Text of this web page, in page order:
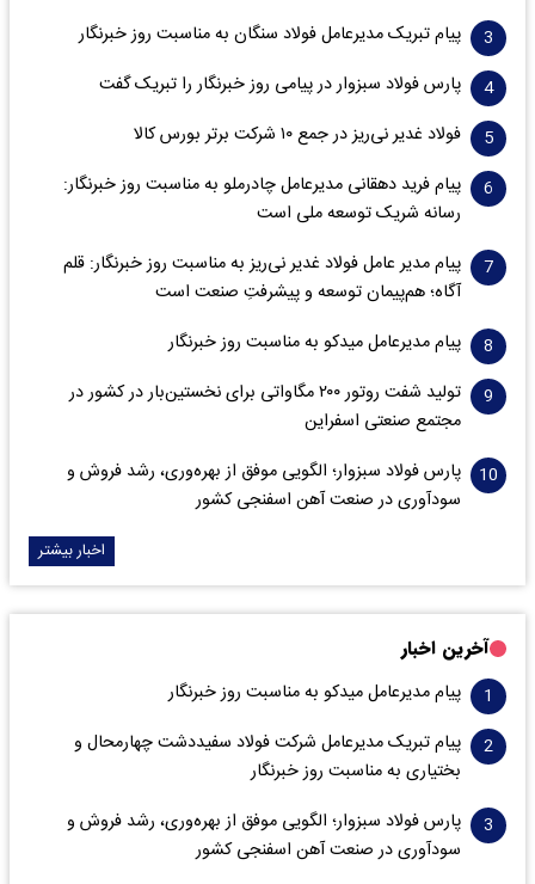
پیام تبریک مدیرعامل فولاد سنگان به مناسبت روز خبرنگار
پارس فولاد سبزوار در پیامی روز خبرنگار را تبریک گفت
فولاد غدیر نی‌ریز در جمع ۱۰ شرکت برتر بورس کالا
پیام فرید دهقانی مدیرعامل چادرملو به مناسبت روز خبرنگار:
رسانه شریک توسعه ملی است
پیام مدیر عامل فولاد غدیر نی‌ریز به مناسبت روز خبرنگار: قلم
آگاه؛ هم‌پیمان توسعه و پیشرفتِ صنعت است
پیام مدیرعامل میدکو به مناسبت روز خبرنگار
تولید شفت روتور ۲۰۰ مگاواتی برای نخستین‌بار در کشور در
مجتمع صنعتی اسفراین
پارس فولاد سبزوار؛ الگویی موفق از بهره‌وری، رشد فروش و
سود‌آوری در صنعت آهن اسفنجی کشور
اخبار بیشتر
آخرین اخبار
پیام مدیرعامل میدکو به مناسبت روز خبرنگار
پیام تبریک مدیرعامل شرکت فولاد سفیددشت چهارمحال و
بختیاری به مناسبت روز خبرنگار
پارس فولاد سبزوار؛ الگویی موفق از بهره‌وری، رشد فروش و
سود‌آوری در صنعت آهن اسفنجی کشور